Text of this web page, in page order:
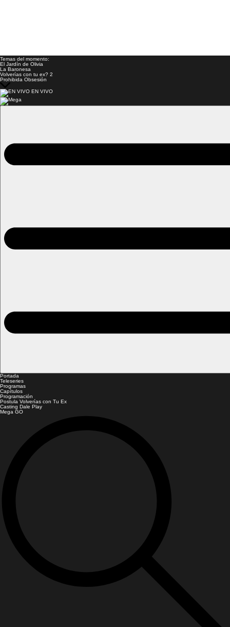
Temas del momento:
El Jardín de Olivia
La Baronesa
Volverías con tu ex? 2
Prohibida Obsesión
EN VIVO
Portada
Teleseries
Programas
Capítulos
Programación
Postula Volverías con Tu Ex
Casting Dale Play
Mega GO